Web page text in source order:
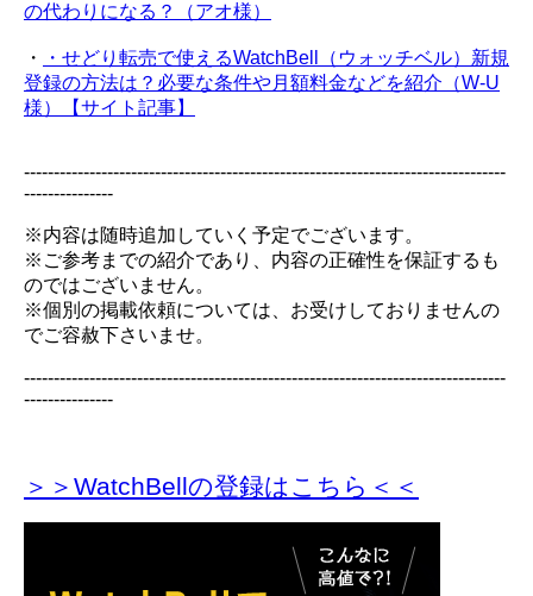
の代わりになる？（アオ様）
・
・せどり転売で使えるWatchBell（ウォッチベル）新規
登録の方法は？必要な条件や月額料金などを紹介（W-U
様）【サイト記事】
---------------------------------------------------------------------------------
---------------
※内容は随時追加していく予定でございます。
※ご参考までの紹介であり、内容の正確性を保証するも
のではございません。
※個別の掲載依頼については、お受けしておりませんの
でご容赦下さいませ。
---------------------------------------------------------------------------------
---------------
＞＞WatchBellの登録はこちら＜＜